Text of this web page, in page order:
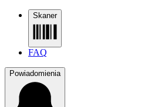
Skaner
FAQ
Powiadomienia